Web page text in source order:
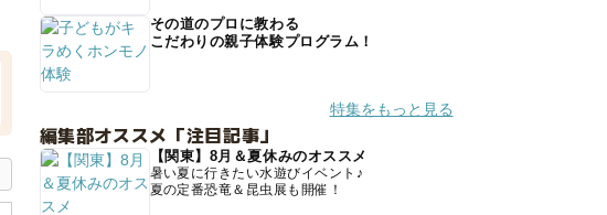
その道のプロに教わる
こだわりの親子体験プログラム！
特集をもっと見る
編集部オススメ「注目記事」
【関東】8月＆夏休みのオススメ
暑い夏に行きたい水遊びイベント♪
夏の定番恐竜＆昆虫展も開催！